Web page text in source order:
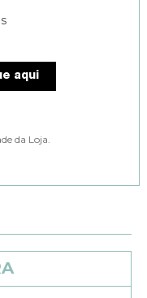
aqui
da Loja.